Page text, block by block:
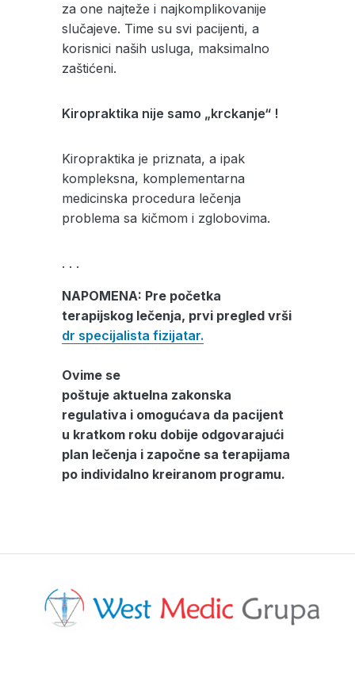
za one najteže i najkomplikovanije
slučajeve. Time su svi pacijenti, a
korisnici naših usluga, maksimalno
zaštićeni.
Kiropraktika nije samo „krckanje“ !
Kiropraktika je priznata, a ipak
kompleksna, komplementarna
medicinska procedura lečenja
problema sa kičmom i zglobovima.
. . .
NAPOMENA: Pre početka
terapijskog lečenja, prvi pregled vrši
dr specijalista fizijatar.
Ovime se
poštuje aktuelna zakonska
regulativa i omogućava da pacijent
u kratkom roku dobije odgovarajući
plan lečenja i započne sa terapijama
po individalno kreiranom programu.